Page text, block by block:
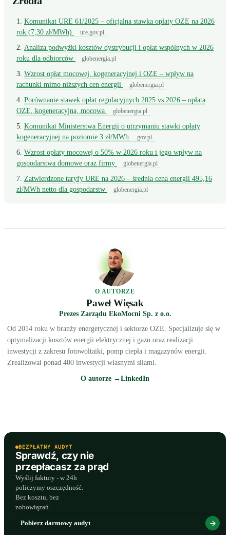
Komunikat URE 61/2025 – oficjalna stawka opłaty OZE na 2026
rok (7,30 zł/MWh)
ure.gov.pl
Analiza podwyżki kosztów dystrybucji i opłat wspólnych w 2026
roku dla odbiorców
globenergia.pl
Wzrost opłat mocowej, kogeneracyjnej i OZE – wpływ na
rachunki mimo niższych cen energii
globenergia.pl
Porównanie stawek opłat regulacyjnych 2025 vs 2026 – opłata
OZE, kogeneracyjna, mocowa
globenergia.pl
Komunikat Ministerstwa Energii o utrzymaniu stawki opłaty
kogeneracyjnej na poziomie 3 zł/MWh
gov.pl
Wzrost opłaty mocowej o 50% w 2026 roku i jego wpływ na
gospodarstwa domowe oraz firmy
globenergia.pl
Zatwierdzone taryfy URE na 2026 – średnia cena energii 495,16
zł/MWh netto dla gospodarstw
globenergia.pl
O AUTORZE
Paweł Więsak
Prezes Zarządu EkoMocni Sp. z o.o.
Od 2014 roku w branży energetycznej i sektorze OZE. Specjalizuje się w
optymalizacji kosztów energii elektrycznej i gazu oraz realizacji
inwestycji z zakresu fotowoltaiki, pomp ciepła i magazynów energii.
Zrealizował ponad 400 inwestycji własnymi siłami.
O autorze → LinkedIn
BEZPŁATNY AUDYT
Sprawdź, czy nie
przepłacasz za prąd
Wyślij faktury - w 24h
policzymy oszczędność.
Bez kosztu, bez
zobowiązań.
Pobierz darmowy audyt